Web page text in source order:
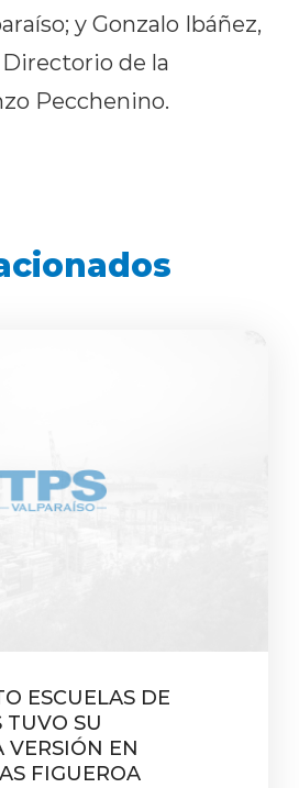
y Gonzalo Ibáñez,
de la
Pecchenino.
ESCUELAS DE
TUVO SU
EN
FIGUEROA